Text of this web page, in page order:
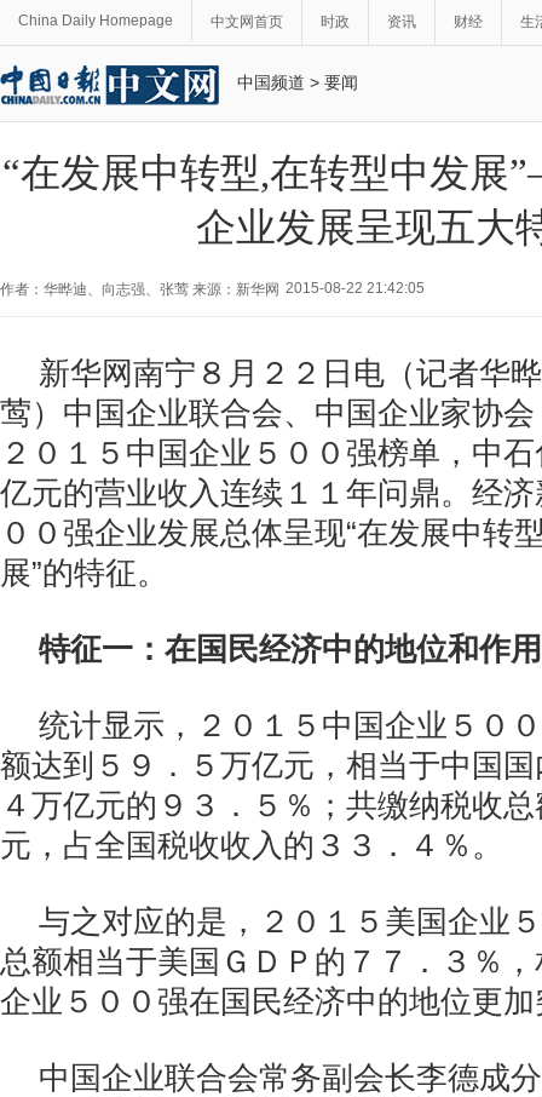
China Daily Homepage 中文网首页 时政 资讯 财经 生
中国频道 > 要闻
“在发展中转型,在转型中发
企业发展呈现五大
作者：华晔迪、向志强、张莺 来源：新华网 2015-08-22 21:42:05
新华网南宁８月２２日电（记者华
莺）中国企业联合会、中国企业家协
２０１５中国企业５００强榜单，中
亿元的营业收入连续１１年问鼎。经
００强企业发展总体呈现“在发展中转
展”的特征。
特征一：在国民经济中的地位和作
统计显示，２０１５中国企业５０
额达到５９．５万亿元，相当于中国
４万亿元的９３．５％；共缴纳税收
元，占全国税收收入的３３．４％。
与之对应的是，２０１５美国企业
总额相当于美国ＧＤＰ的７７．３％
企业５００强在国民经济中的地位更
中国企业联合会常务副会长李德成